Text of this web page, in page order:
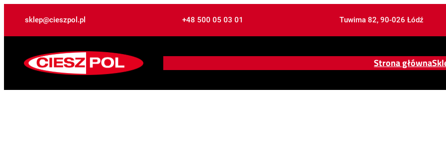
sklep@cieszpol.pl +48 500 05 03 01 Tuwima 82, 90-026 Łódź
Strona główna